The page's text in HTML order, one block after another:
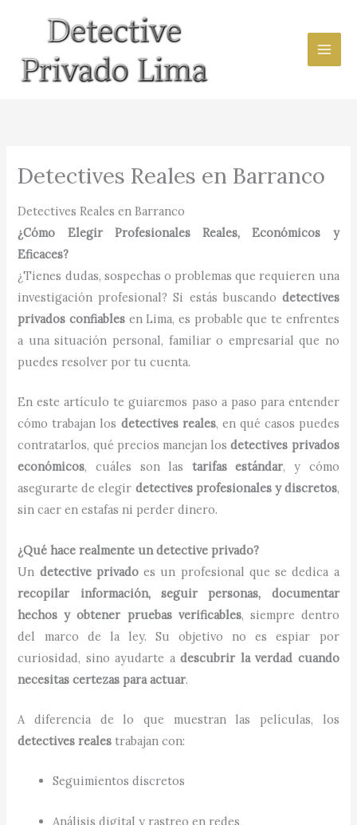
contenido
Detectives Reales en Barranco
Detectives Reales en Barranco
¿Cómo Elegir Profesionales Reales, Económicos y
Eficaces?
¿Tienes dudas, sospechas o problemas que requieren una
investigación profesional? Si estás buscando detectives
privados confiables en Lima, es probable que te enfrentes
a una situación personal, familiar o empresarial que no
puedes resolver por tu cuenta.
En este artículo te guiaremos paso a paso para entender
cómo trabajan los detectives reales, en qué casos puedes
contratarlos, qué precios manejan losdetectives privados
económicos, cuáles son las tarifas estándar, y cómo
asegurarte de elegir detectives profesionales y discretos,
sin caer en estafas ni perder dinero.
¿Qué hace realmente un detective privado?
Un detective privadoes un profesional que se dedica a
recopilar información, seguir personas, documentar
hechos y obtener pruebas verificables, siempre dentro
del marco de la ley. Su objetivo no es espiar por
curiosidad, sino ayudarte adescubrir la verdad cuando
necesitas certezas para actuar.
A diferencia de lo que muestran las películas, los
detectives reales trabajan con:
Seguimientos discretos
Análisis digital y rastreo en redes